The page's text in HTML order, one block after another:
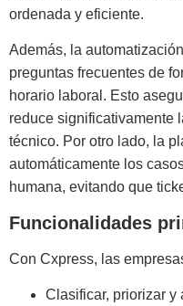
ordenada y eficiente.
Además, la
preguntas frecuentes de
horario laboral. Esto
reduce significativamente
técnico. Por otro lado, la
automáticamente los
humana, evitando que
Funcionalidades
Con Cxpress, las
Clasificar, priorizar y